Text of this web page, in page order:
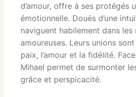
d’amour, offre à ses protégés
émotionnelle. Doués d’une
naviguent habilement dans les
amoureuses. Leurs unions
paix, l’amour et la fidélité.
Mihael permet de surmonter
grâce et perspicacité.